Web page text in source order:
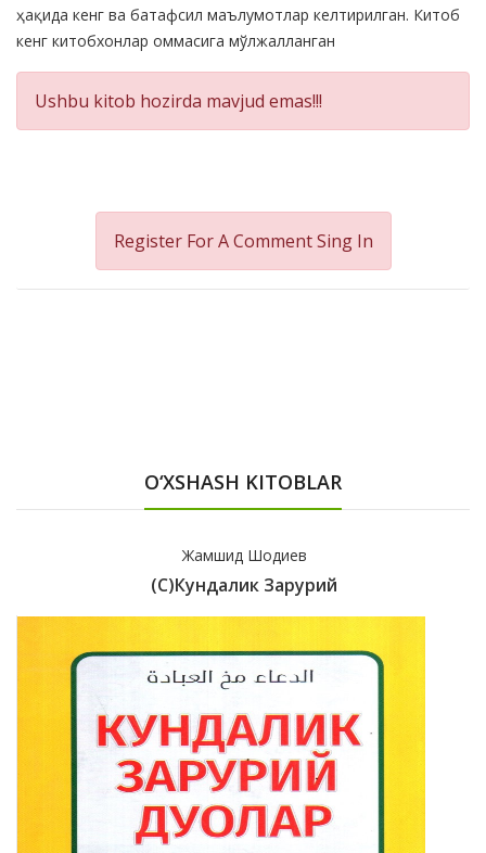
ҳақида кенг ва батафсил маълумотлар келтирилган. Китоб
кенг китобхонлар оммасига мўлжалланган
Ushbu kitob hozirda mavjud emas!!!
Register For A CommentSing In
O‘XSHASH KITOBLAR
Жамшид Шодиев
(с)Кундалик Зарурий